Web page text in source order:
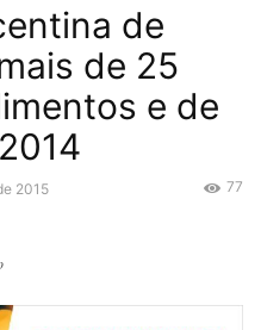
de
de 25
e de
2015 77